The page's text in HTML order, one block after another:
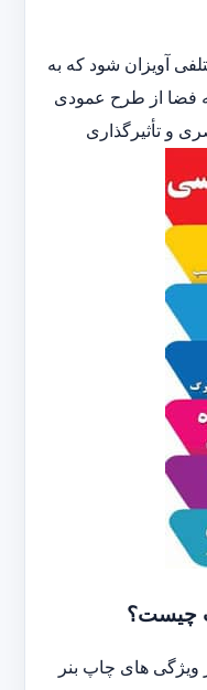
آویزان شود که به
فضا از طرح عمودی
و تأثیرگذاری
چیست؟
های چاپ بنر